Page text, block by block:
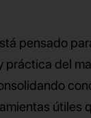
pensado
práctica del
útiles